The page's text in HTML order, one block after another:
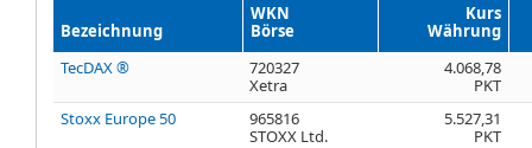
Bezeichnung
WKN
Börse
Kurs
Währung
TecDAX ®
720327
Xetra
4.068,78
PKT
Stoxx Europe 50
965816
STOXX Ltd.
5.527,31
PKT